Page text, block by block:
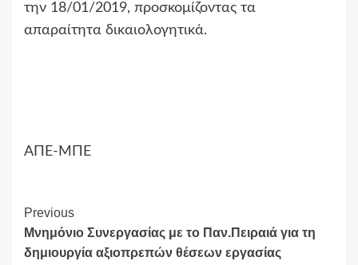
την 18/01/2019, προσκομίζοντας τα
απαραίτητα δικαιολογητικά.
ΑΠΕ-ΜΠΕ
Continue
Reading
Previous
Μνημόνιο Συνεργασίας με το Παν.Πειραιά για τη
δημιουργία αξιοπρεπών θέσεων εργασίας